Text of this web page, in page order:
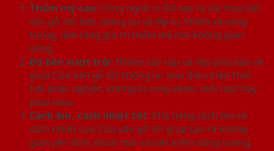
Thẩm mỹ cao: Công nghệ in 5D tạo ra các họa tiết
vân gỗ nổi bật, mang lại vẻ đẹp tự nhiên và sang
trọng, làm tăng giá trị thẩm mỹ cho không gian
sống.
Độ bền vượt trội: Nhôm cao cấp và lớp phủ bảo vệ
giúp Cửa vân gỗ 5D chống lại mọi điều kiện thời
tiết khắc nghiệt, không bị cong vênh, mối mọt hay
phai màu.
Cách âm, cách nhiệt tốt: Khả năng cách âm và
cách nhiệt của Cửa vân gỗ 5D giúp tạo ra không
gian yên tĩnh, thoải mái và tiết kiệm năng lượng.